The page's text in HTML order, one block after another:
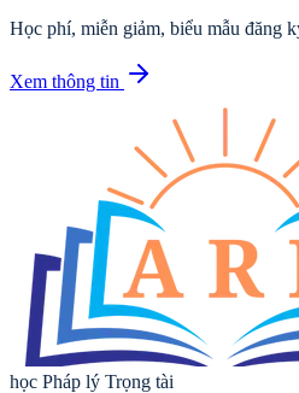
Học phí, miễn giảm, biểu mẫu đăng
Xem thông tin
học Pháp lý Trọng tài